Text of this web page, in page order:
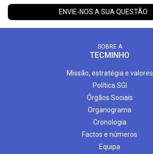
ENVIE-NOS A SUA QUESTÃO
SOBRE A
TECMINHO
Missão, estratégia e valores
Política SGI
Órgãos Sociais
Organograma
Cronologia
Factos e números
Equipa